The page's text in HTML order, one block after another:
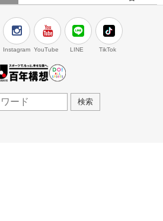
Instagram YouTube LINE TikTok
検索